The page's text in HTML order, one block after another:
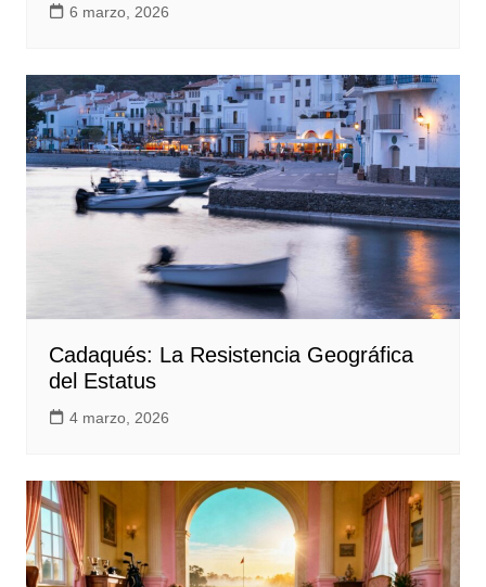
6 marzo, 2026
Cadaqués: La Resistencia Geográfica
del Estatus
4 marzo, 2026